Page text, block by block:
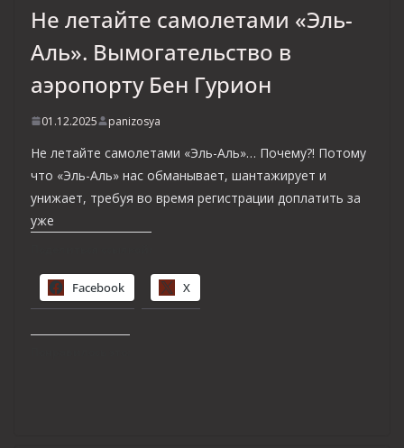
Не летайте самолетами «Эль-
Аль». Вымогательство в
аэропорту Бен Гурион
01.12.2025 panizosya
Не летайте самолетами «Эль-Аль»… Почему?! Потому
что «Эль-Аль» нас обманывает, шантажирует и
унижает, требуя во время регистрации доплатить за
уже
Facebook X